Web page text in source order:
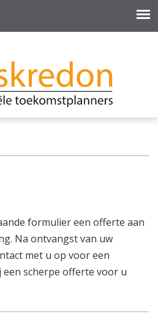
formulier een offerte aan
Na ontvangst van uw
met u op voor een
scherpe offerte voor u